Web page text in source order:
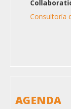
Consultoría
AGENDA